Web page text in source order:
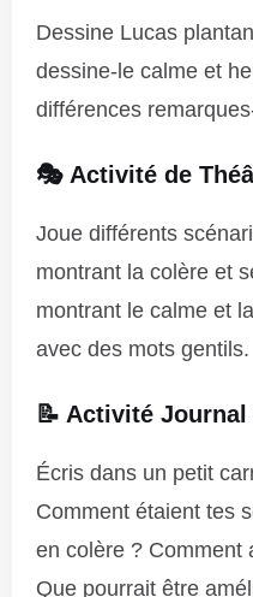
Dessine Lucas
dessine-le calme et
différences
🎭 Activité de
Joue différents
montrant la colère et
montrant le calme et
avec des mots gentils.
📝 Activité
Écris dans un petit
Comment étaient tes
en colère ? Comment
Que pourrait être